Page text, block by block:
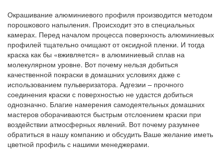
Окрашивание алюминиевого профиля производится методом
порошкового напыления. Происходит это в специальных
камерах. Перед началом процесса поверхность алюминиевых
профилей тщательно очищают от оксидной пленки. И тогда
краска как бы «вживляется» в алюминиевый сплав на
молекулярном уровне. Вот почему нельзя добиться
качественной покраски в домашних условиях даже с
использованием пульверизатора. Адгезии – прочного
соединения краски с поверхностью не удастся добиться
однозначно. Благие намерения самодеятельных домашних
мастеров оборачиваются быстрым отслоением краски при
воздействии атмосферных явлений. Вот почему разумнее
обратиться в нашу компанию и обсудить Ваше желание иметь
цветной профиль с нашими менеджерами.